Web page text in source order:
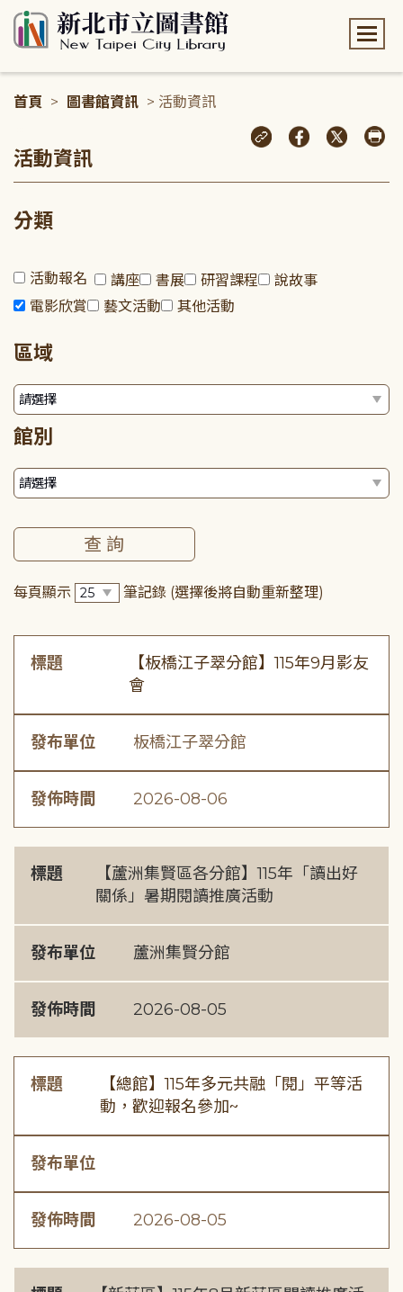
首頁 > 圖書館資訊 > 活動資訊
活動資訊
分類
活動報名 講座 書展 研習課程
說故事
電影欣賞
藝文活動 其他活動
區域
館別
每頁顯示 筆記錄 (選擇後將自動重新整理)
標題
【板橋江子翠分館】115年9月影友
會
發布單位 板橋江子翠分館
發佈時間 2026-08-06
標題
【蘆洲集賢區各分館】115年「讀出好
關係」暑期閱讀推廣活動
發布單位 蘆洲集賢分館
發佈時間 2026-08-05
標題
【總館】115年多元共融「閱」平等活
動，歡迎報名參加~
發布單位
發佈時間 2026-08-05